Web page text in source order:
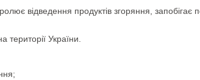
відведення продуктів згоряння, запобігає
України.